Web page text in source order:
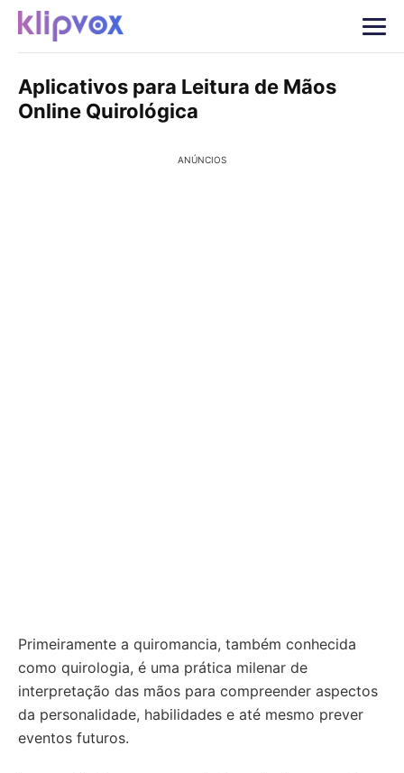
Aplicativos para Leitura de Mãos
Online Quirológica
ANÚNCIOS
Primeiramente a quiromancia, também conhecida
como quirologia, é uma prática milenar de
interpretação das mãos para compreender aspectos
da personalidade, habilidades e até mesmo prever
eventos futuros.